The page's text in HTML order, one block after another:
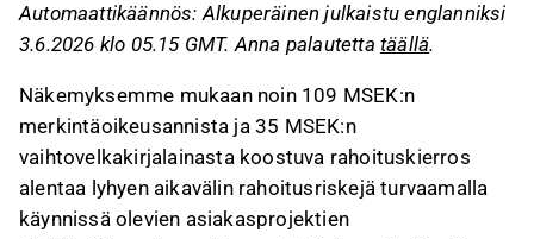
Merkintäoikeusanti on suunnattu nykyisille
osakkeenomistajille, ja sen täysimääräinen
miljoonasta 1 909 miljoonaan, mikä johtaisi
jopa ~28,6 %:n laimennukseen
osallistumattomille osakkeenomistajille.
Fenja Capital II A/S:ltä otettu 35 MSEK:n
vaihtovelkakirjalaina sisältää korkean koron ja
Automaattikäännös: Alkuperäinen julkaistu englanniksi
3.6.2026 klo 05.15 GMT. Anna palautetta täällä.
Näkemyksemme mukaan noin 109 MSEK:n
merkintäoikeusannista ja 35 MSEK:n
vaihtovelkakirjalainasta koostuva rahoituskierros
alentaa lyhyen aikavälin rahoitusriskejä turvaamalla
käynnissä olevien asiakasprojektien